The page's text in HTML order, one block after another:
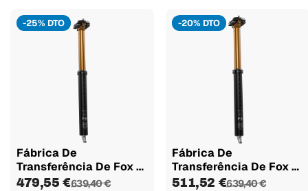
-25% DTO
Fábrica De
Transferência De Fox F-
s K 31.6mm...
479,55 €639,40 €
-20% DTO
Fábrica De
Transferência De Fox F-
s K 31.6mm...
511,52 €639,40 €